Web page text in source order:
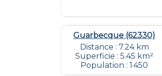
Guarbecque (62330)
Distance : 7.24 km
Superficie : 5.45 km²
Population : 1 450